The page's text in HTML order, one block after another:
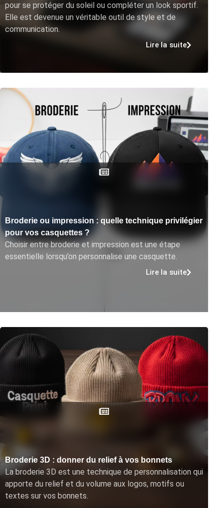
pour se protéger du soleil ou compléter un look sportif.
Elle est devenue un véritable outil de style et de
communication.
Lire la suite
Broderie ou impression : quelle technique privilégier
pour vos casquettes ?
Choisir entre broderie et impression est une étape
essentielle lorsqu’on personnalise une casquette.
Lire la suite
Broderie 3D : donner du relief à vos bonnets
La broderie 3D est une technique de personnalisation qui
apporte du relief et du volume aux logos, motifs ou
textes sur vos bonnets.